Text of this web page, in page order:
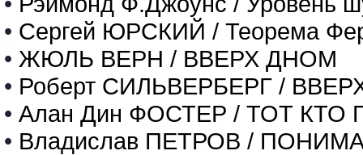
• Сергей ЮРСКИЙ / Теорема
• ЖЮЛЬ ВЕРН / ВВЕРХ ДНОМ
• Роберт СИЛЬВЕРБЕРГ /
• Алан Дин ФОСТЕР / ТОТ
• Владислав ПЕТРОВ /